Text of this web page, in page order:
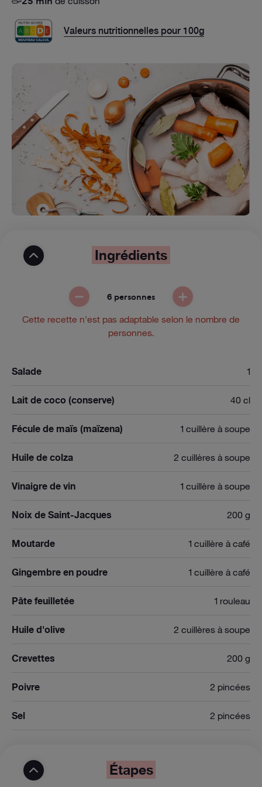
Valeurs nutritionnelles pour 100g
Ingrédients
ENLEVER UNE PERSONNE
6 personnes AJOUTER UNE
Cette recette n'est pas adaptable selon le nombre de
personnes.
Salade 1
Lait de coco (conserve) 40 cl
Fécule de maïs (maïzena) 1 cuillère à soupe
Huile de colza 2 cuillères à soupe
Vinaigre de vin 1 cuillère à soupe
Noix de Saint-Jacques 200 g
Moutarde 1 cuillère à café
Gingembre en poudre 1 cuillère à café
Pâte feuilletée 1 rouleau
Huile d'olive 2 cuillères à soupe
Crevettes 200 g
Poivre 2 pincées
Sel 2 pincées
Étapes